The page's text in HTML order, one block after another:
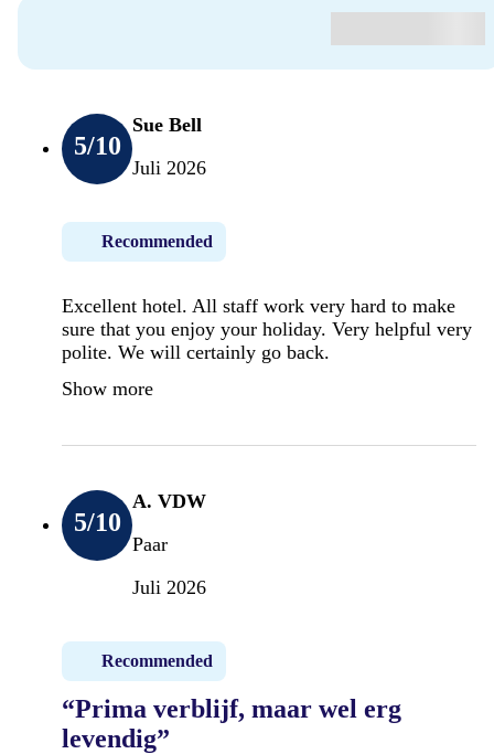
5/10
Sue Bell
Juli 2026
Recommended
Excellent hotel. All staff work very hard to make
sure that you enjoy your holiday. Very helpful very
polite. We will certainly go back.
Show more
5/10
A. VDW
Paar
Juli 2026
Recommended
“Prima verblijf, maar wel erg
levendig”